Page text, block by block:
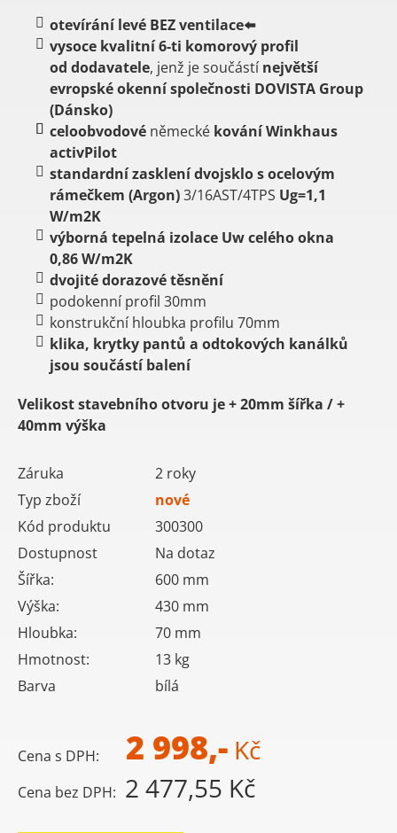
otevírání levé BEZ ventilace⬅️
vysoce kvalitní6-ti komorový profil
od dodavatele, jenž je součástí největší
evropské okenní společnosti DOVISTA Group
(Dánsko)
celoobvodové německé kováníWinkhaus
activPilot
standardní zasklení dvojsklo s ocelovým
rámečkem (Argon)3/16AST/4TPS Ug=1,1
W/m2K
výborná tepelná izolace Uw celého okna
0,86 W/m2K
dvojité dorazové těsnění
podokenní profil 30mm
konstrukční hloubka profilu 70mm
klika, krytky pantů a odtokových kanálků
jsou součástí balení
Velikost stavebního otvoru je+ 20mm šířka /+
40mm výška
Záruka
2 roky
Typ zboží
nové
Kód produktu
300300
Dostupnost
Na dotaz
Šířka:
600 mm
Výška:
430 mm
Hloubka:
70 mm
Hmotnost:
13 kg
Barva
bílá
Cena s DPH: 2 998,- Kč
Cena bez DPH: 2 477,55 Kč